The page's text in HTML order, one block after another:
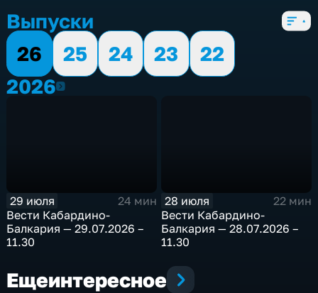
Выпуски
26
25 24 23
22
20262026
29 июля
24 мин
Bести Кабардино-
Балкария — 29.07.2026 –
11.30
28 июля
22 мин
Bести Кабардино-
Балкария — 28.07.2026 –
11.30
Ещеинтересное